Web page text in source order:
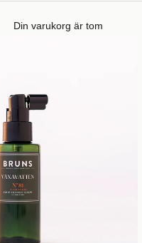
Din varukorg är tom